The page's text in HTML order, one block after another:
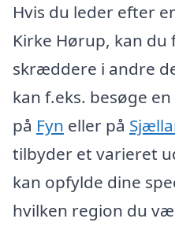
Hvis du leder efter
Kirke Hørup, kan
skræddere i andre
kan f.eks. besøge
på Fyn eller på
tilbyder et varieret
kan opfylde dine
hvilken region du